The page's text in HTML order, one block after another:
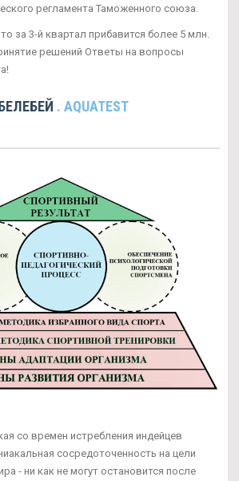
регламента Таможенного союза.
за 3-й квартал прибавится более 5 млн.
решений Ответы на вопросы
. AQUATEST
со времен истребления индейцев
сосредоточенность на цели
- ни как не могут остановится после